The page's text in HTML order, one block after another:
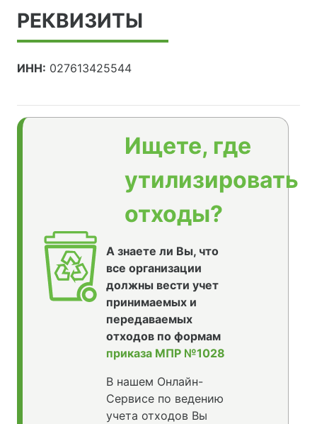
РЕКВИЗИТЫ
ИНН: 027613425544
Ищете, где
утилизировать
отходы?
А знаете ли Вы, что
все организации
должны вести учет
принимаемых и
передаваемых
отходов по формам
приказа МПР №1028
В нашем Онлайн-
Сервисе по ведению
учета отходов Вы